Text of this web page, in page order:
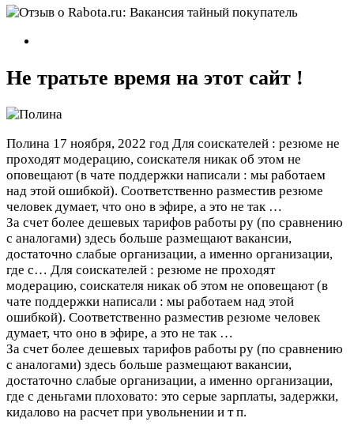
Не тратьте время на этот сайт !
Полина 17 ноября, 2022 год Для соискателей : резюме не
проходят модерацию, соискателя никак об этом не
оповещают (в чате поддержки написали : мы работаем
над этой ошибкой). Соответственно разместив резюме
человек думает, что оно в эфире, а это не так …
За счет более дешевых тарифов работы ру (по сравнению
с аналогами) здесь больше размещают вакансии,
достаточно слабые организации, а именно организации,
где с… Для соискателей : резюме не проходят
модерацию, соискателя никак об этом не оповещают (в
чате поддержки написали : мы работаем над этой
ошибкой). Соответственно разместив резюме человек
думает, что оно в эфире, а это не так …
За счет более дешевых тарифов работы ру (по сравнению
с аналогами) здесь больше размещают вакансии,
достаточно слабые организации, а именно организации,
где с деньгами плоховато: это серые зарплаты, задержки,
кидалово на расчет при увольнении и т п.